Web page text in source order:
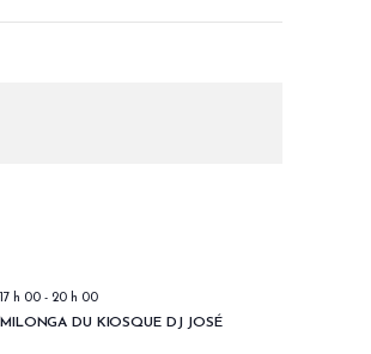
17 h 00 - 20 h 00
MILONGA DU KIOSQUE DJ JOSÉ